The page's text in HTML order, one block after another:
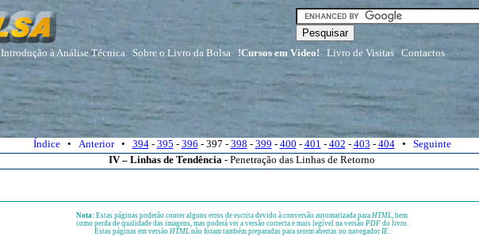
Introdução à Análise Técnica Sobre o Livro da Bolsa !Cursos em Vídeo! Livro de Visitas Contactos
IV – Linhas de Tendência - Penetração das Linhas de Retorno
Índice• Anterior• 394- 395 - 396 - 397 - 398 - 399 - 400 - 401 - 402 - 403 - 404• Seguinte
Nota: Estas páginas poderão conter alguns erros de escrita devido à conversão automatizada para HTML, bem
como perda de qualidade das imagens, mas poderá ver a versão correcta e mais legível na versão PDFdo livro.
Estas páginas em versão HTMLnão foram também preparadas para serem abertas no navegador IE.